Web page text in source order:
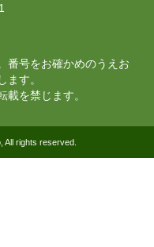
番号をお確かめのうえお
す。
を禁じます。
All rights reserved.